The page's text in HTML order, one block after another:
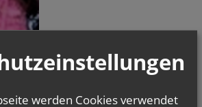
Seniorenpastoral,
werden Cookies verwendet